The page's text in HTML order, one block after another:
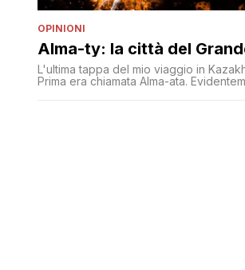
OPINIONI
Alma-ty: la città del
L'ultima tappa del mio viaggio in
Prima era chiamata Alma-ata.